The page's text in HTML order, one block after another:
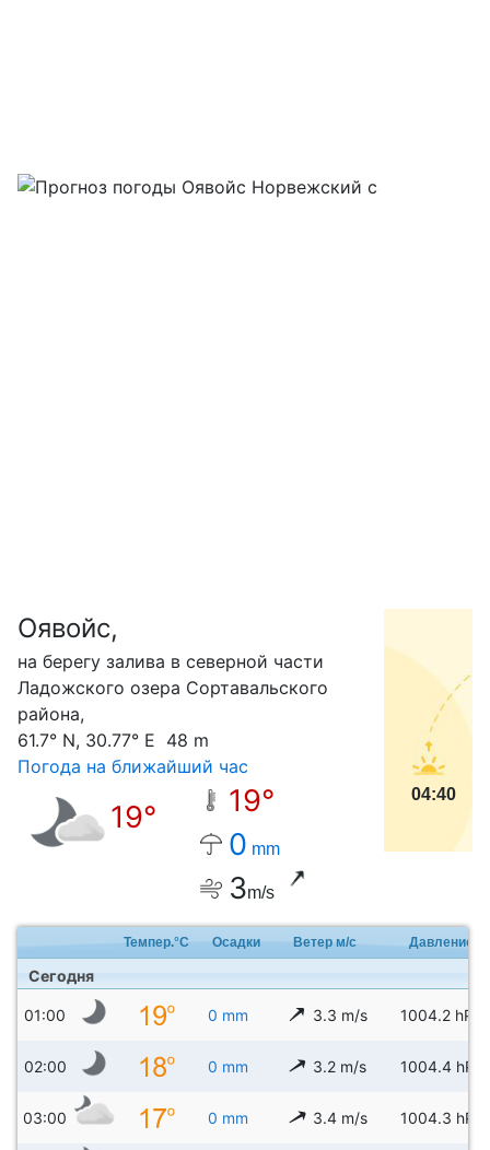
Оявойс,
на берегу залива в северной части
Ладожского озера Сортавальского
района,
61.7° N, 30.77° E 48 m
Погода на ближайший час
19°
19°
0 mm
3m/s
04:40
Темпер.°C Осадки Ветер м/с Давление
Сегодня
01:00 0 mm 3.3 m/s 1004.2 hPa
02:00 0 mm 3.2 m/s 1004.4 hPa
03:00 0 mm 3.4 m/s 1004.3 hPa